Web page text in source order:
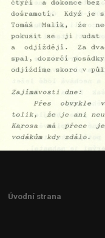
Úvodní strana